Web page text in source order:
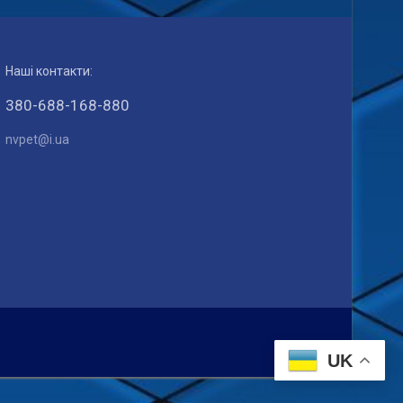
Наші контакти:
380-688-168-880
nvpet@i.ua
UK